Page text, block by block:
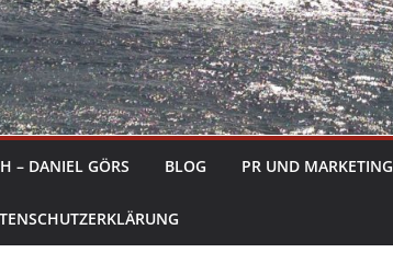
– DANIEL GÖRS BLOG PR UND MARKETING